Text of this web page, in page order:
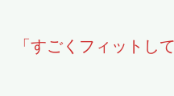
「すごくフィットし